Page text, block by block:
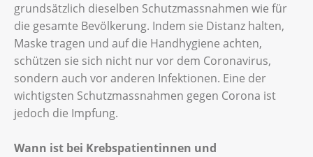
grundsätzlich dieselben Schutzmassnahmen wie für
die gesamte Bevölkerung. Indem sie Distanz halten,
Maske tragen und auf die Handhygiene achten,
schützen sie sich nicht nur vor dem Coronavirus,
sondern auch vor anderen Infektionen. Eine der
wichtigsten Schutzmassnahmen gegen Corona ist
jedoch die Impfung.
Wann ist bei Krebspatientinnen und